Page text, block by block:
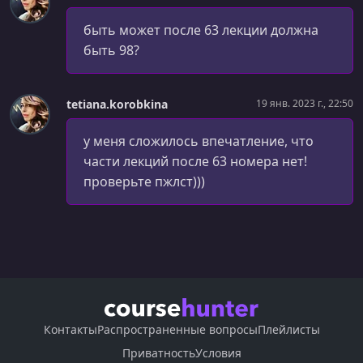
УРОК 34. 00:10:22
7.2 Странные, но работающие метрики
00:10:37
7.3 Кастомная метрика из финтеха
УРОК 36.
1.1 Основы работы в Google Sheets
2.1 Сводные таблицы
3.1 Форматирование данных
УРОК 40. 00:20:59
быть может после 63 лекции должна
быть 98?
tetiana.korobkina 19 янв. 2023 г., 22:50
у меня сложилось впечатление, что
части лекций после 63 номера нет!
проверьте пжлст)))
КонтактыРаспространенные вопросыПлейлисты
ПриватностьУсловия